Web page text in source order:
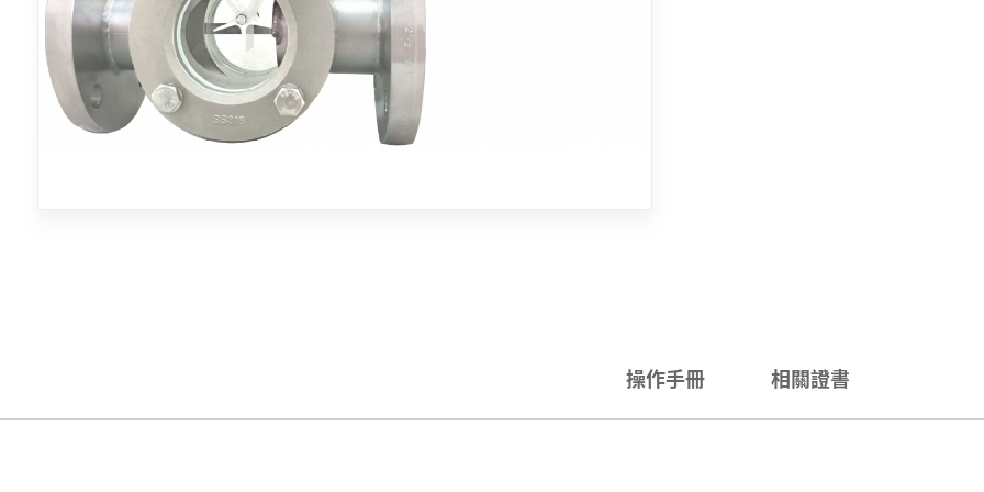
操作手冊 相關證書